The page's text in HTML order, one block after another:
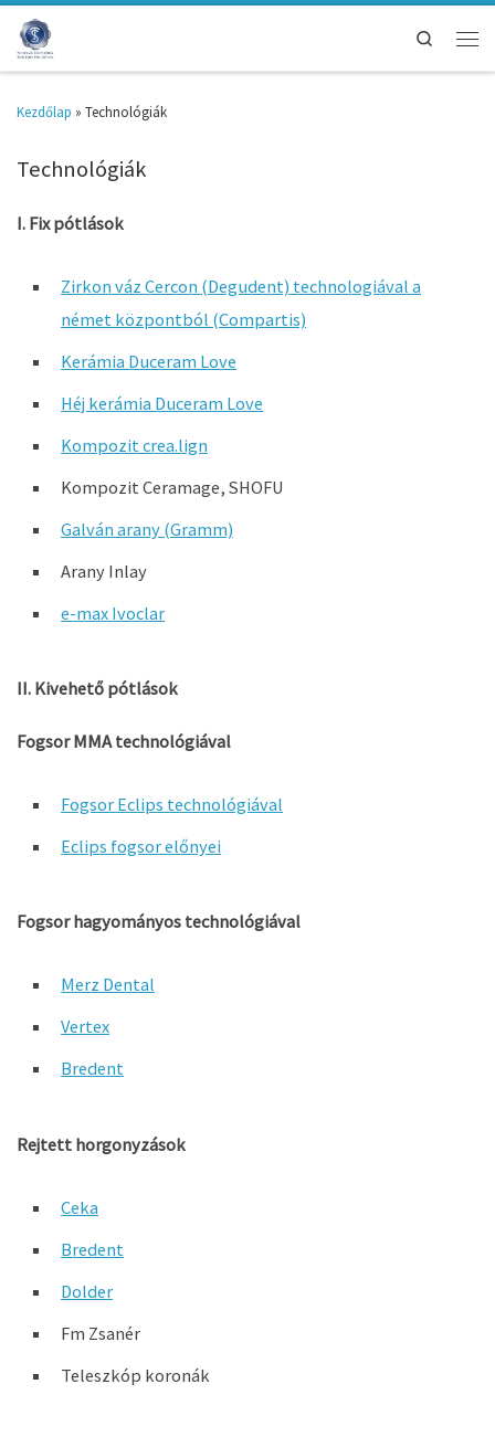
Search
Kezdőlap » Technológiák
Technológiák
I. Fix pótlások
Zirkon váz Cercon (Degudent) technologiával a
német központból (Compartis)
Kerámia Duceram Love
Héj kerámia Duceram Love
Kompozit crea.lign
Kompozit Ceramage, SHOFU
Galván arany (Gramm)
Arany Inlay
e-max Ivoclar
II. Kivehető pótlások
Fogsor MMA technológiával
Fogsor Eclips technológiával
Eclips fogsor előnyei
Fogsor hagyományos technológiával
Merz Dental
Vertex
Bredent
Rejtett horgonyzások
Ceka
Bredent
Dolder
Fm Zsanér
Teleszkóp koronák